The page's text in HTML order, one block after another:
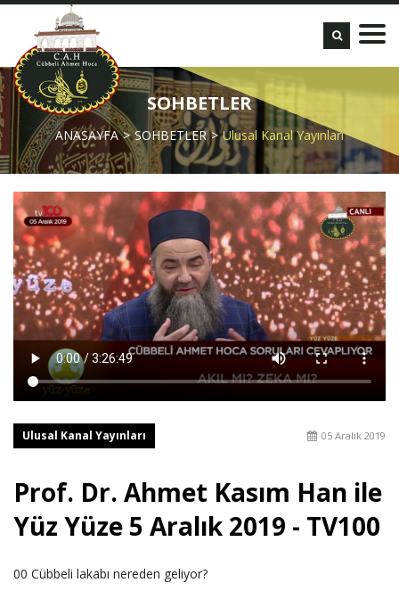
SOHBETLER
ANASAYFA SOHBETLER Ulusal Kanal Yayınları
Ulusal Kanal Yayınları 05 Aralık 2019
Prof. Dr. Ahmet Kasım Han ile
Yüz Yüze 5 Aralık 2019 - TV100
00 Cübbeli lakabı nereden geliyor?